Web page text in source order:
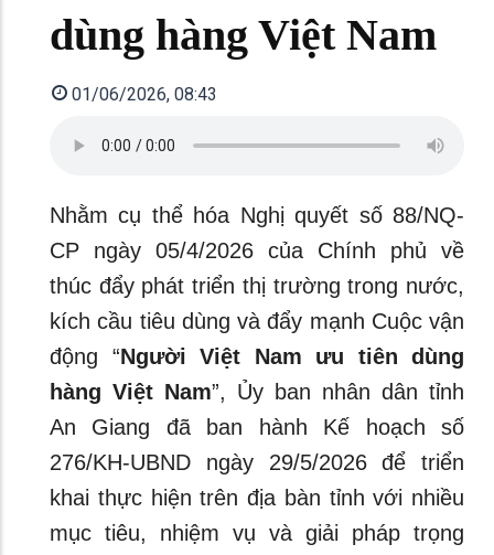
dùng hàng Việt Nam
01/06/2026, 08:43
Nhằm cụ thể hóa Nghị quyết số 88/NQ-
CP ngày 05/4/2026 của Chính phủ về
thúc đẩy phát triển thị trường trong nước,
kích cầu tiêu dùng và đẩy mạnh Cuộc vận
động “Người Việt Nam ưu tiên dùng
hàng Việt Nam”, Ủy ban nhân dân tỉnh
An Giang đã ban hành Kế hoạch số
276/KH-UBND ngày 29/5/2026 để triển
khai thực hiện trên địa bàn tỉnh với nhiều
mục tiêu, nhiệm vụ và giải pháp trọng